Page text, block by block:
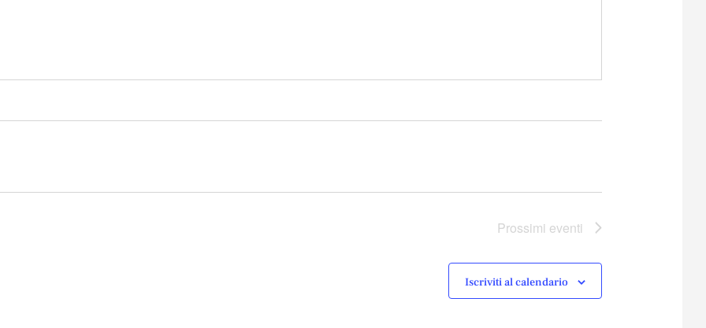
Prossimi eventi
Iscriviti al calendario